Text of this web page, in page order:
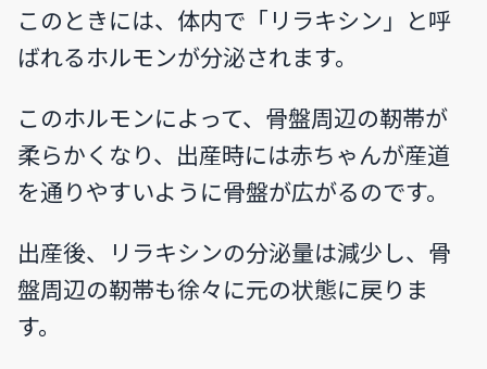
このときには、体内で「リラキシン」と呼
ばれるホルモンが分泌されます。
このホルモンによって、骨盤周辺の靭帯が
柔らかくなり、出産時には赤ちゃんが産道
を通りやすいように骨盤が広がるのです。
出産後、リラキシンの分泌量は減少し、骨
盤周辺の靭帯も徐々に元の状態に戻りま
す。